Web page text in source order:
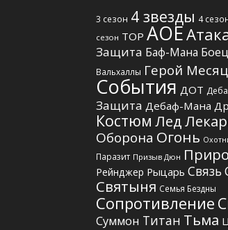
3 сезон 4 звезды 4
сезон TOP АОЕ
Защита Баф-Мана Боец
Вальхаллы Герой
События ДОТ
Защита Дебаф-Мана
Костюм Лед
Оборона Огонь
Паразит Призыв Дюн
Рейнджер Рыцарь Связь
Святыня Семья Бездны
Сопротивление
Суммон Титан Тьма